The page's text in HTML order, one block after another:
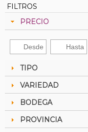
FILTROS
PRECIO
TIPO
VARIEDAD
BODEGA
PROVINCIA